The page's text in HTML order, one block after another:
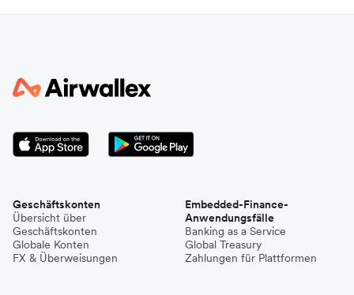
Geschäftskonten
Übersicht über
Geschäftskonten
Globale Konten
FX & Überweisungen
Embedded-Finance-
Anwendungsfälle
Banking as a Service
Global Treasury
Zahlungen für Plattformen